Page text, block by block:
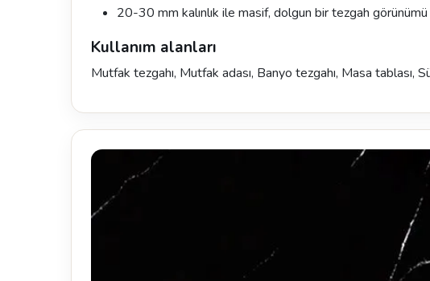
20-30 mm kalınlık ile masif, dolgun bir tezgah
Kullanım alanları
Mutfak tezgahı, Mutfak adası, Banyo tezgahı, Masa tablası,